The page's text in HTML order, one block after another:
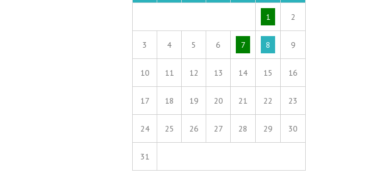
1 2
3 4 5 6 7 8 9
10 11 12 13 14 15 16
17 18 19 20 21 22 23
24 25 26 27 28 29 30
31